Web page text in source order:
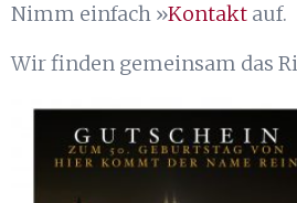
Nimm einfach »Kontakt auf.
Wir finden gemeinsam das